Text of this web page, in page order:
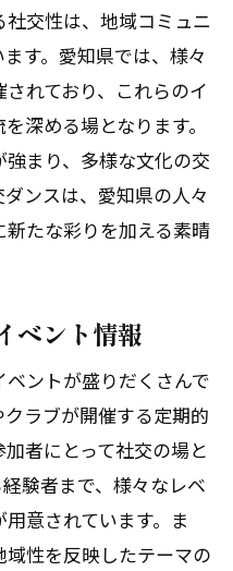
交性は、地域コミュニ
す。愛知県では、様々
れており、これらのイ
深める場となります。
まり、多様な文化の交
ンスは、愛知県の人々
たな彩りを加える素晴
ベント情報
ントが盛りだくさんで
ラブが開催する定期的
者にとって社交の場と
験者まで、様々なレベ
意されています。ま
性を反映したテーマの